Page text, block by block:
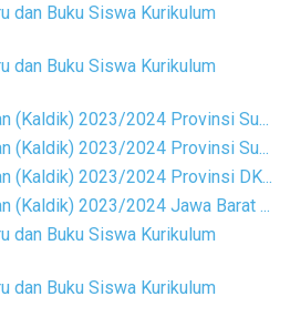
dan Buku Siswa Kurikulum
dan Buku Siswa Kurikulum
(Kaldik) 2023/2024 Provinsi Su...
(Kaldik) 2023/2024 Provinsi Su...
(Kaldik) 2023/2024 Provinsi DK...
(Kaldik) 2023/2024 Jawa Barat ...
dan Buku Siswa Kurikulum
dan Buku Siswa Kurikulum